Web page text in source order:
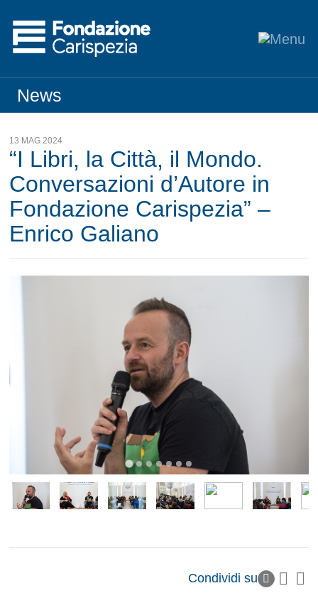
News
13 MAG 2024
“I Libri, la Città, il Mondo.
Conversazioni d’Autore in
Fondazione Carispezia” –
Enrico Galiano
Condividi su